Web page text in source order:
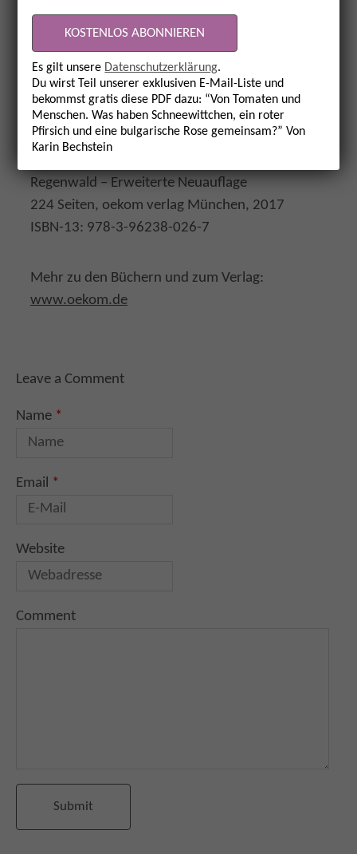
ISBN-13: 978-3-96238-015-1
Ute Scheub, Haiko Pieplow, Hans-Peter
Schmidt
Stiftungsgemeinschaft anstiftung & ertomis
(Hrsg.)
Regenwald – Erweiterte Neuauflage
224 Seiten, oekom verlag München, 2017
ISBN-13: 978-3-96238-026-7
Mehr zu den Büchern und zum Verlag:
www.oekom.de
Leave a Comment
Name *
Email *
Website
Comment
Es gilt unsere Datenschutzerklärung.
Du wirst Teil unserer exklusiven E-Mail-Liste und
bekommst gratis diese PDF dazu: “Von Tomaten und
Menschen. Was haben Schneewittchen, ein roter
Pfirsich und eine bulgarische Rose gemeinsam?” Von
Karin Bechstein